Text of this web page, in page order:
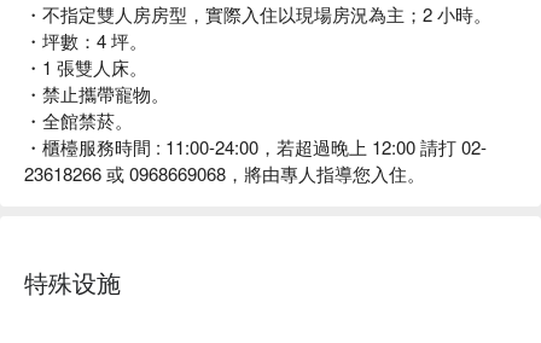
・不指定雙人房房型，實際入住以現場房況為主；2 小時。
・坪數：4 坪。
・1 張雙人床。
・禁止攜帶寵物。
・全館禁菸。
・櫃檯服務時間 : 11:00-24:00，若超過晚上 12:00 請打 02-
23618266 或 0968669068，將由專人指導您入住。
特殊设施